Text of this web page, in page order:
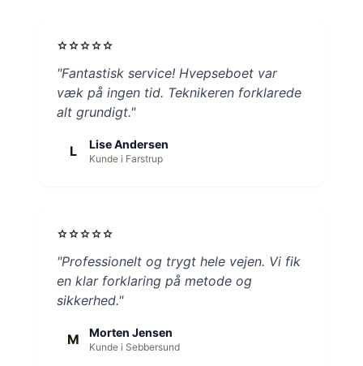
starstarstarstarstar
"Fantastisk service! Hvepseboet var
væk på ingen tid. Teknikeren forklarede
alt grundigt."
L Lise Andersen
Kunde i Farstrup
starstarstarstarstar
"Professionelt og trygt hele vejen. Vi fik
en klar forklaring på metode og
sikkerhed."
M Morten Jensen
Kunde i Sebbersund